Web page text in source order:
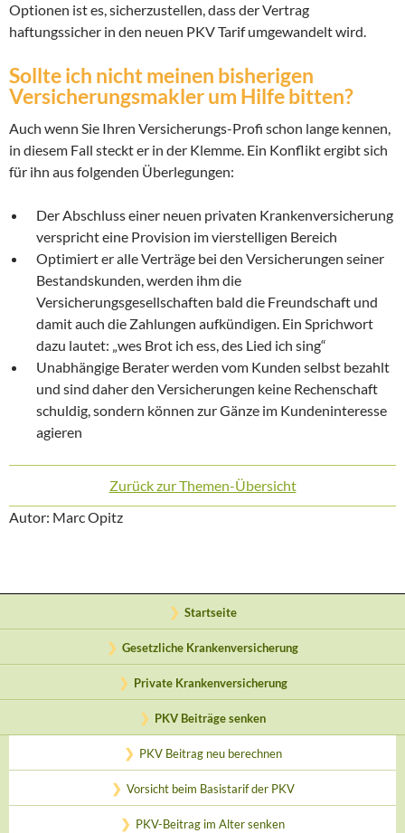
Optionen ist es, sicherzustellen, dass der Vertrag
haftungssicher in den neuen PKV Tarif umgewandelt wird.
Sollte ich nicht meinen bisherigen
Versicherungsmakler um Hilfe bitten?
Auch wenn Sie Ihren Versicherungs-Profi schon lange kennen,
in diesem Fall steckt er in der Klemme. Ein Konflikt ergibt sich
für ihn aus folgenden Überlegungen:
Der Abschluss einer neuen privaten Krankenversicherung
verspricht eine Provision im vierstelligen Bereich
Optimiert er alle Verträge bei den Versicherungen seiner
Bestandskunden, werden ihm die
Versicherungsgesellschaften bald die Freundschaft und
damit auch die Zahlungen aufkündigen. Ein Sprichwort
dazu lautet: „wes Brot ich ess, des Lied ich sing“
Unabhängige Berater werden vom Kunden selbst bezahlt
und sind daher den Versicherungen keine Rechenschaft
schuldig, sondern können zur Gänze im Kundeninteresse
agieren
Zurück zur Themen-Übersicht
Autor: Marc Opitz
Startseite
Gesetzliche Krankenversicherung
Private Krankenversicherung
PKV Beiträge senken
PKV Beitrag neu berechnen
Vorsicht beim Basistarif der PKV
PKV-Beitrag im Alter senken